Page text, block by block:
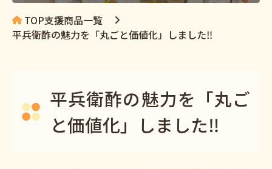
TOP支援商品一覧
平兵衛酢の魅力を「丸ごと価値化」しました‼
平兵衛酢の魅力を「丸ご
と価値化」しました‼